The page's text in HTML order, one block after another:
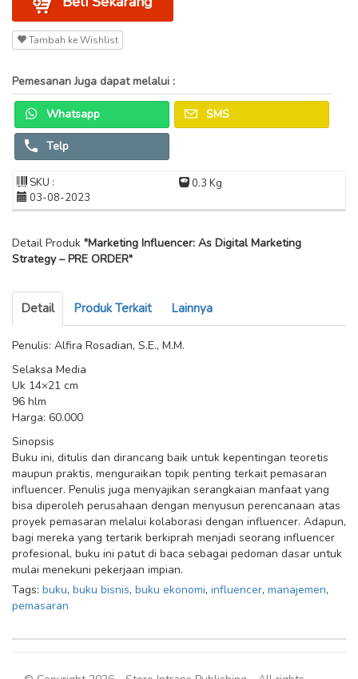
Tambah ke Wishlist
Pemesanan Juga dapat melalui :
Whatsapp SMS
Telp
SKU :
0.3 Kg
03-08-2023
Detail Produk "Marketing Influencer: As Digital Marketing
Strategy – PRE ORDER"
Detail Produk Terkait Lainnya
Penulis: Alfira Rosadian, S.E., M.M.
Selaksa Media
Uk 14×21 cm
96 hlm
Harga: 60.000
Sinopsis
Buku ini, ditulis dan dirancang baik untuk kepentingan teoretis
maupun praktis, menguraikan topik penting terkait pemasaran
influencer. Penulis juga menyajikan serangkaian manfaat yang
bisa diperoleh perusahaan dengan menyusun perencanaan atas
proyek pemasaran melalui kolaborasi dengan influencer. Adapun,
bagi mereka yang tertarik berkiprah menjadi seorang influencer
profesional, buku ini patut di baca sebagai pedoman dasar untuk
mulai menekuni pekerjaan impian.
Tags: buku, buku bisnis, buku ekonomi, influencer, manajemen,
pemasaran